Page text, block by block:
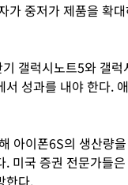
가 중저가 제품을 확
갤럭시노트5와 갤
서 성과를 내야 한다.
아이폰6S의 생산량
. 미국 증권 전문가들
한다.